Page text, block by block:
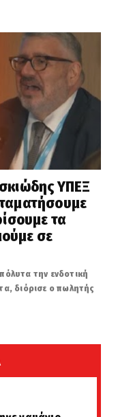
ΥΠΕΞ
τα
σε
την ενδοτική
διόρισε ο πωλητής